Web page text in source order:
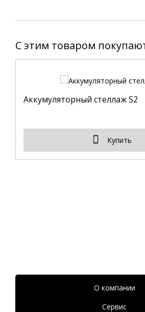
C этим товаром
Аккумуляторный стеллаж S2
Купить
О компании
Сервис